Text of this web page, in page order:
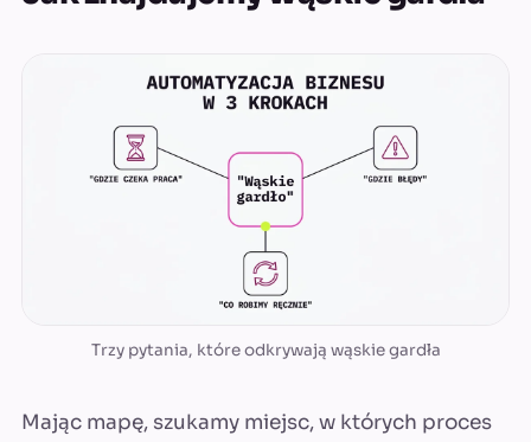
Trzy pytania, które odkrywają wąskie gardła
Mając mapę, szukamy miejsc, w których proces